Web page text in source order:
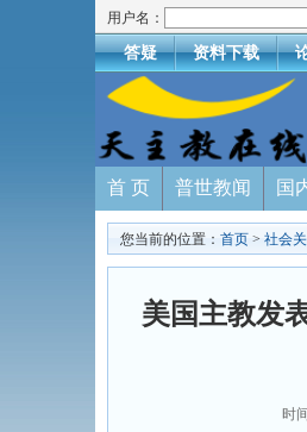
用户名：
答疑 资料下载
首 页 普世教闻 国
您当前的位置： 首页 > 社会
美国主教发
时